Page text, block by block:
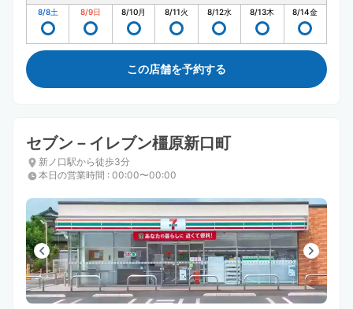
8/8土 8/9日 8/10月 8/11火 8/12水 8/13木 8/14金
この店舗を予約する
セブン－イレブン橿原新口町
新ノ口駅から徒歩3分
本日の営業時間 : 00:00〜00:00